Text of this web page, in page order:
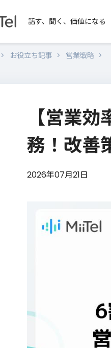
話す、聞く、価値になる
MiiTel Phone
MiiTel Meetings
MiiTel Call Center
ノウハウ資料
お役立ち記事 営業戦略
【営業
務！改善
2026年07月21日